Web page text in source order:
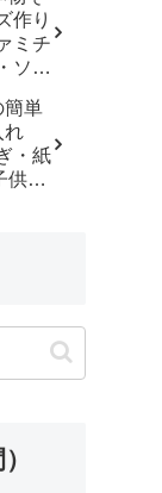
作り
ミチ
ソー
しい
簡単
れ
・紙
供・